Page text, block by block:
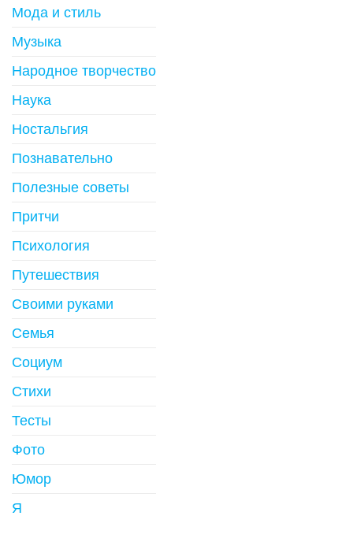
Мода и стиль
Музыка
Народное творчество
Наука
Ностальгия
Познавательно
Полезные советы
Притчи
Психология
Путешествия
Своими руками
Семья
Социум
Стихи
Тесты
Фото
Юмор
Я